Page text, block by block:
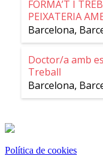
FORMA’T I
PEIXATERIA
Barcelona,
Doctor/a amb
Treball
Barcelona,
Política de cookies